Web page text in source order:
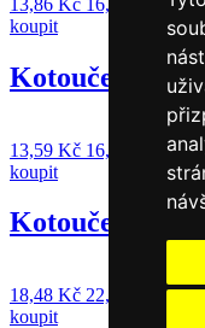
koupit
Kotouček
13,59 Kč 16,44
s
koupit
Kotouček
18,48 Kč 22,36
s
koupit